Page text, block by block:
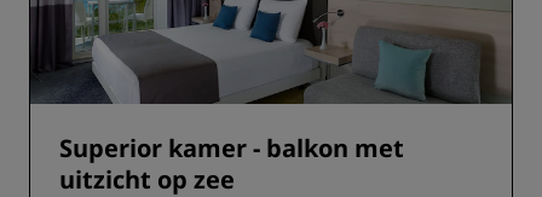
Superior kamer - balkon met
uitzicht op zee